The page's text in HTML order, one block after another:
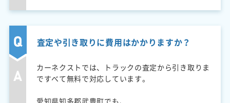
査定や引き取りに費用はかかりますか？
カーネクストでは、トラックの査定から引き取りま
ですべて無料で対応しています。
愛知県知多郡武豊町でも、